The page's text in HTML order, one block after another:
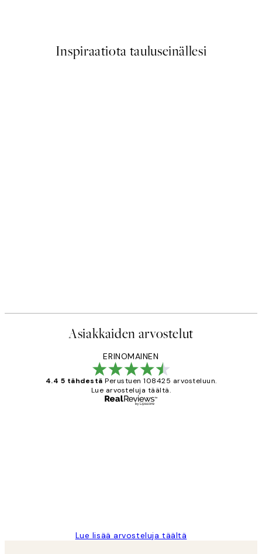
Inspiraatiota tauluseinällesi
Asiakkaiden arvostelut
ERINOMAINEN
4.4 5 tähdestä Perustuen 108425 arvosteluun.
Lue arvosteluja täältä.
Lue lisää arvosteluja täältä